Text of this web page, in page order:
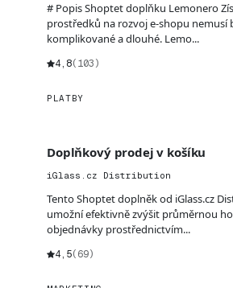
# Popis Shoptet doplňku Lemonero Získání finančních
prostředků na rozvoj e-shopu nemusí
komplikované a dlouhé. Lemo...
4,8(103)
PLATBY
Doplňkový prodej v košíku
iGlass.cz Distribution
Tento Shoptet doplněk od iGlass.cz
umožní efektivně zvýšit průměrnou
objednávky prostřednictvím...
4,5(69)